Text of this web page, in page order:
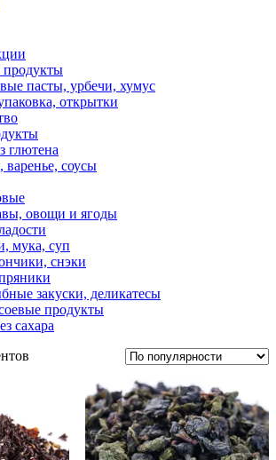
продукты
пасты, урбечи, хумус
открытки
глютена
варенье, соусы
овощи и ягоды
мука, суп
снэки
закуски, деликатесы
продукты
сахара